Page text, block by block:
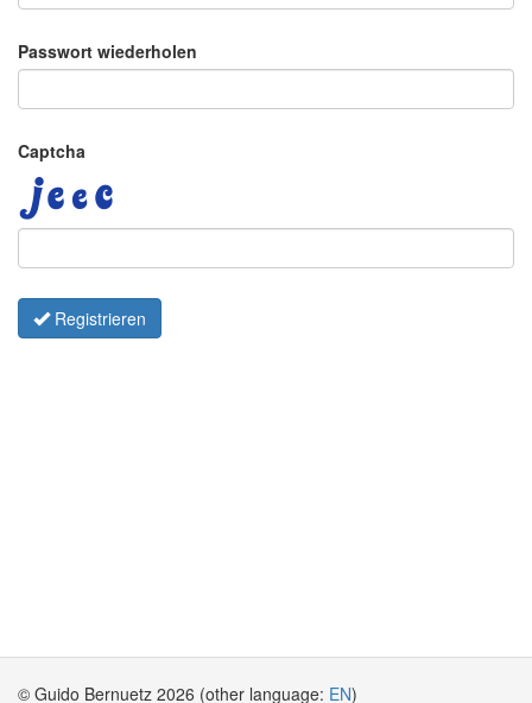
Passwort wiederholen
Captcha
Registrieren
© Guido Bernuetz 2026 (other language: EN)